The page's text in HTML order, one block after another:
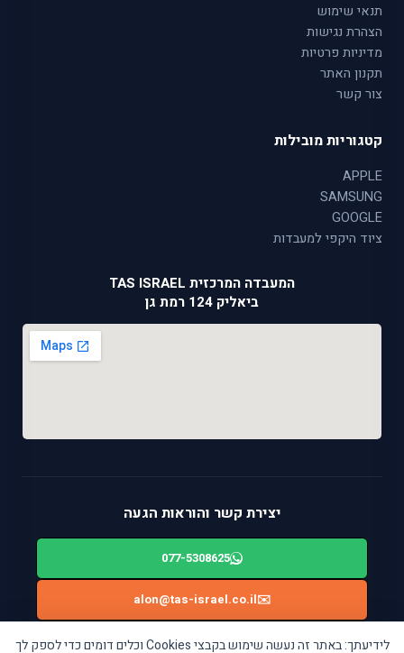
לידיעתך: באתר זה נעשה שימוש בקבצי Cookies וכלים דומים כדי לספק לך
תנאי שימוש
הצהרת נגישות
מדיניות פרטיות
תקנון האתר
צור קשר
קטגוריות מובילות
APPLE
SAMSUNG
GOOGLE
ציוד היקפי למעבדות
המעבדה המרכזית TAS ISRAEL
ביאליק 124 רמת גן
יצירת קשר והוראות הגעה
077-5308625
✉️
alon@tas-israel.co.il
🚙ניווט בWAZE: ביאליק 124, רמת גן